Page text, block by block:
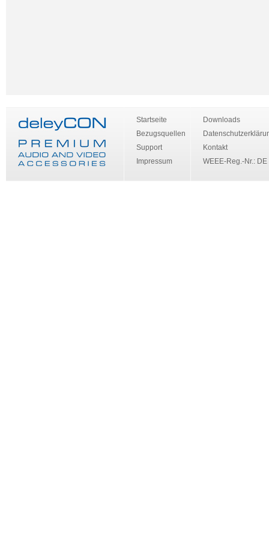
Startseite
Bezugsquellen
Support
Impressum
Downloads
Kontakt
WEEE-Reg.-Nr.: